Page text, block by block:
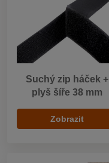
Suchý zip háček +
plyš šíře 38 mm
Zobrazit